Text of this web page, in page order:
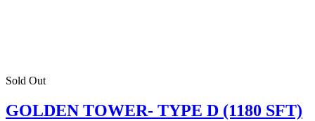
Sold Out
GOLDEN TOWER- TYPE D (1180 SFT)